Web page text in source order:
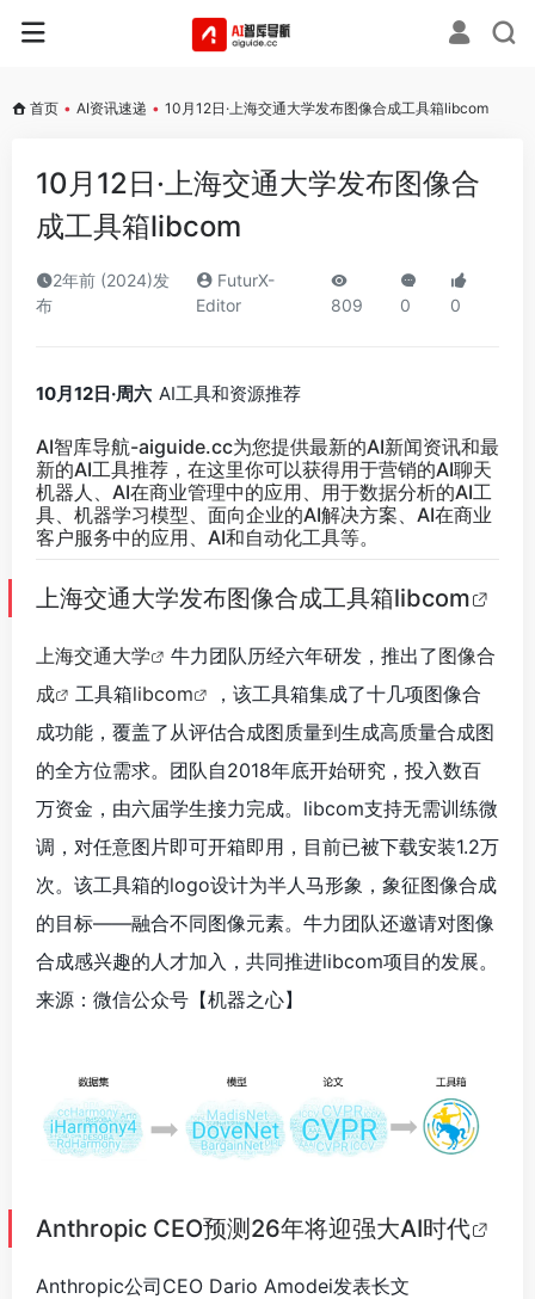
首页 • AI资讯速递 • 10月12日·上海交通大学发布图像合成工具箱libcom
10月12日·上海交通大学发布图像合
成工具箱libcom
2年前 (2024)发
布
FuturX-
Editor
809 0 0
10月12日·周六 AI工具和资源推荐
AI智库导航-aiguide.cc为您提供最新的AI新闻资讯和最
新的AI工具推荐，在这里你可以获得用于营销的AI聊天
机器人、AI在商业管理中的应用、用于数据分析的AI工
具、机器学习模型、面向企业的AI解决方案、AI在商业
客户服务中的应用、AI和自动化工具等。
上海交通大学发布图像合成工具箱libcom
上海交通大学 牛力团队历经六年研发，推出了图像合
成
工具箱libcom
，该工具箱集成了十几项图像合
成功能，覆盖了从评估合成图质量到生成高质量合成图
的全方位需求。团队自2018年底开始研究，投入数百
万资金，由六届学生接力完成。libcom支持无需训练微
调，对任意图片即可开箱即用，目前已被下载安装1.2万
次。该工具箱的logo设计为半人马形象，象征图像合成
的目标——融合不同图像元素。牛力团队还邀请对图像
合成感兴趣的人才加入，共同推进libcom项目的发展。
来源：微信公众号【机器之心】
Anthropic CEO预测26年将迎强大AI时代
Anthropic公司CEO Dario Amodei发表长文